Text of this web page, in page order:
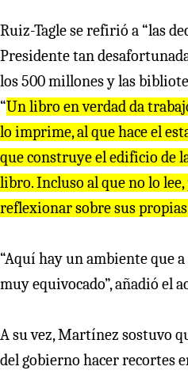
Ruiz-Tagle se refirió a “las
Presidente tan
los 500 millones y las
“Un libro en verdad da
lo imprime, al que hace el
que construye el edificio de
libro. Incluso al que no lo
reflexionar sobre sus
“Aquí hay un ambiente que
muy equivocado”, añadió el
A su vez, Martínez sostuvo
del gobierno hacer recortes